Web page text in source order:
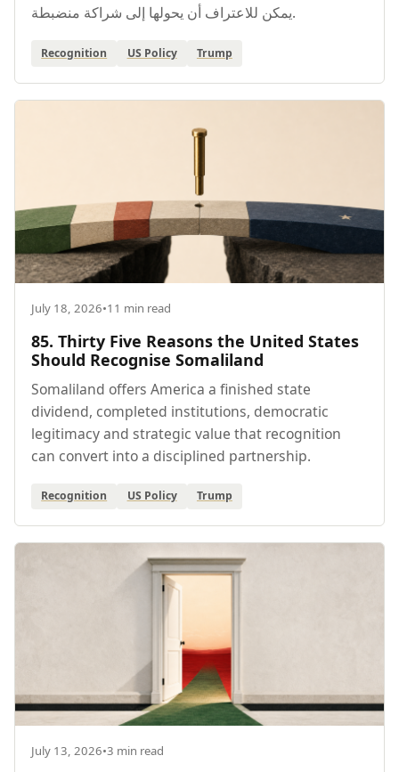
يمكن للاعتراف أن يحولها إلى شراكة منضبطة.
Recognition US Policy Trump
July 18, 2026•11 min read
85. Thirty Five Reasons the United States
Should Recognise Somaliland
Somaliland offers America a finished state
dividend, completed institutions, democratic
legitimacy and strategic value that recognition
can convert into a disciplined partnership.
Recognition US Policy Trump
July 13, 2026•3 min read